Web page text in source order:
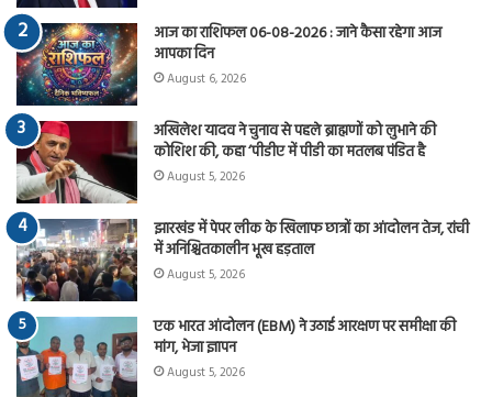
आज का राशिफल 06-08-2026 : जाने कैसा रहेगा आज
आपका दिन
August 6, 2026
अखिलेश यादव ने चुनाव से पहले ब्राह्मणों को लुभाने की
कोशिश की, कहा ‘पीडीए में पीडी का मतलब पंडित है
August 5, 2026
झारखंड में पेपर लीक के खिलाफ छात्रों का आंदोलन तेज, रांची
में अनिश्चितकालीन भूख हड़ताल
August 5, 2026
एक भारत आंदोलन (EBM) ने उठाई आरक्षण पर समीक्षा की
मांग, भेजा ज्ञापन
August 5, 2026